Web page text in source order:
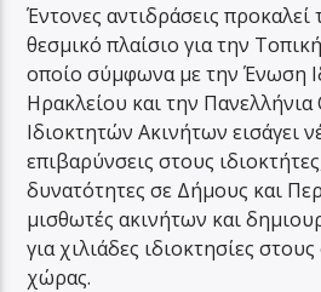
Έντονες αντιδράσεις
θεσμικό πλαίσιο για την
οποίο σύμφωνα με την Ένωση
Ηρακλείου και την
Ιδιοκτητών Ακινήτων εισάγει
επιβαρύνσεις στους
δυνατότητες σε Δήμους και
μισθωτές ακινήτων και
για χιλιάδες ιδιοκτησίες
χώρας.